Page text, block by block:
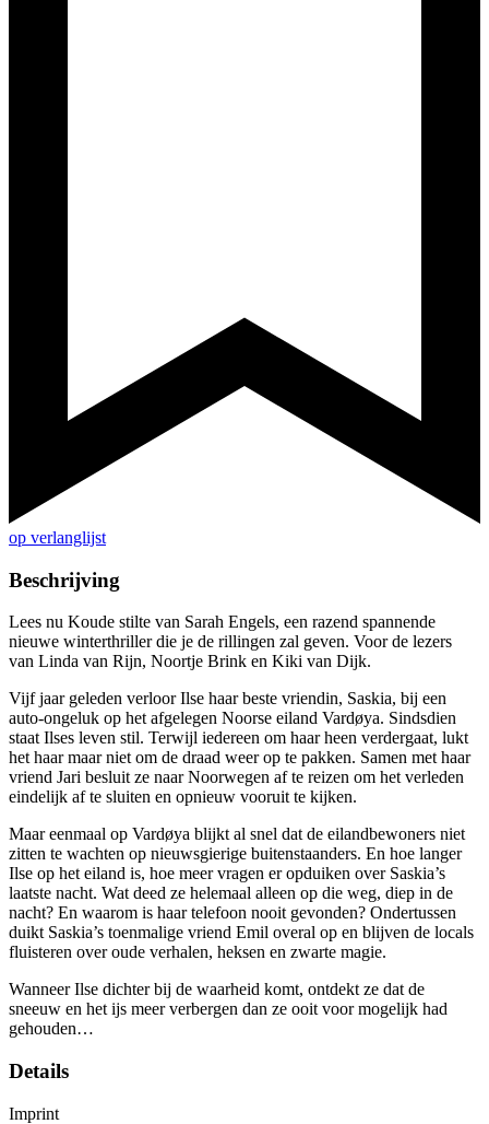
op verlanglijst
Beschrijving
Lees nu Koude stilte van Sarah Engels, een razend spannende
nieuwe winterthriller die je de rillingen zal geven. Voor de lezers
van Linda van Rijn, Noortje Brink en Kiki van Dijk.
Vijf jaar geleden verloor Ilse haar beste vriendin, Saskia, bij een
auto-ongeluk op het afgelegen Noorse eiland Vardøya. Sindsdien
staat Ilses leven stil. Terwijl iedereen om haar heen verdergaat, lukt
het haar maar niet om de draad weer op te pakken. Samen met haar
vriend Jari besluit ze naar Noorwegen af te reizen om het verleden
eindelijk af te sluiten en opnieuw vooruit te kijken.
Maar eenmaal op Vardøya blijkt al snel dat de eilandbewoners niet
zitten te wachten op nieuwsgierige buitenstaanders. En hoe langer
Ilse op het eiland is, hoe meer vragen er opduiken over Saskia’s
laatste nacht. Wat deed ze helemaal alleen op die weg, diep in de
nacht? En waarom is haar telefoon nooit gevonden? Ondertussen
duikt Saskia’s toenmalige vriend Emil overal op en blijven de locals
fluisteren over oude verhalen, heksen en zwarte magie.
Wanneer Ilse dichter bij de waarheid komt, ontdekt ze dat de
sneeuw en het ijs meer verbergen dan ze ooit voor mogelijk had
gehouden…
Details
Imprint